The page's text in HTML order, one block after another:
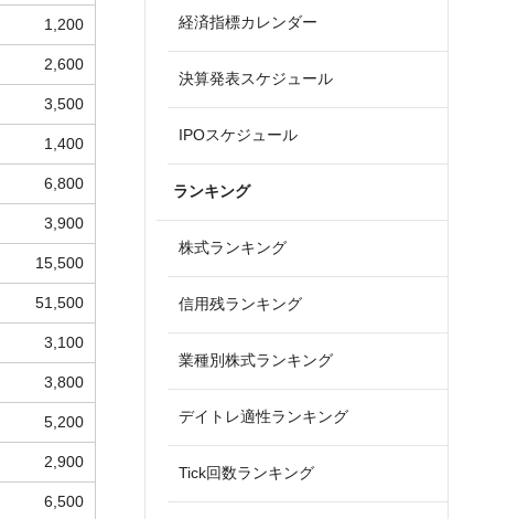
1,200
2,600
3,500
1,400
6,800
3,900
15,500
51,500
3,100
3,800
5,200
2,900
6,500
経済指標カレンダー
決算発表スケジュール
IPOスケジュール
ランキング
株式ランキング
信用残ランキング
業種別株式ランキング
デイトレ適性ランキング
Tick回数ランキング